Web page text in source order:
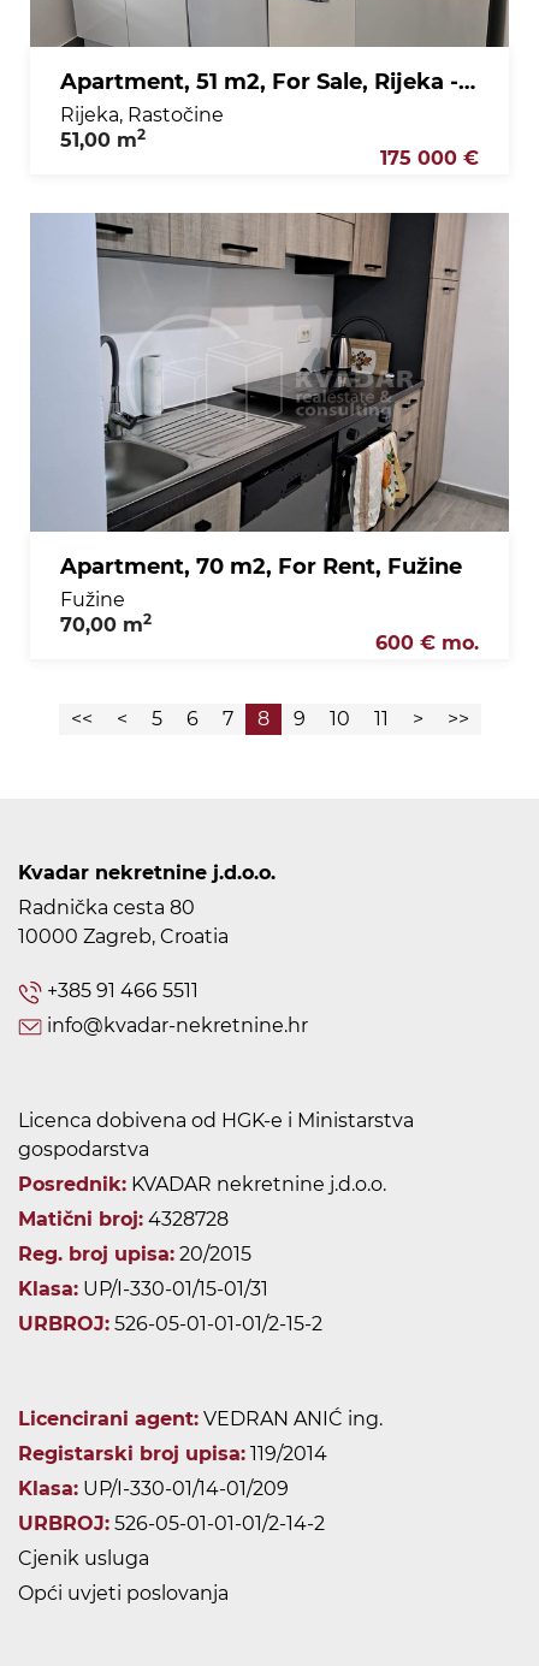
Apartment, 51 m2, For Sale, Rijeka - Rastočine
Rijeka, Rastočine
51,00 m2
175 000 €
Apartment, 70 m2, For Rent, Fužine
Fužine
70,00 m2
600 € mo.
<< < 5 6 7 8 9 10 11 > >>
Kvadar nekretnine j.d.o.o.
Radnička cesta 80
10000 Zagreb, Croatia
+385 91 466 5511
info@kvadar-nekretnine.hr
Licenca dobivena od HGK-e i Ministarstva
gospodarstva
Posrednik: KVADAR nekretnine j.d.o.o.
Matični broj: 4328728
Reg. broj upisa: 20/2015
Klasa: UP/I-330-01/15-01/31
URBROJ: 526-05-01-01-01/2-15-2
Licencirani agent: VEDRAN ANIĆ ing.
Registarski broj upisa: 119/2014
Klasa: UP/I-330-01/14-01/209
URBROJ: 526-05-01-01-01/2-14-2
Cjenik usluga
Opći uvjeti poslovanja